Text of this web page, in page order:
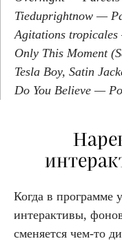
Tieduprightnow —
Agitations
Only This Moment
Tesla Boy, Satin
Do You Believe —
Когда в программе
интерактивы,
сменяется чем-то